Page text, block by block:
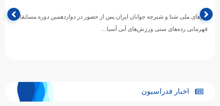
تیم‌های ملی شنا و شیرجه جوانان ایران پس از حضور در دوازدهمین دوره مسابقات
قهرمانی رده‌های سنی ورزش‌های آبی آسیا…
اخبار فدراسیون